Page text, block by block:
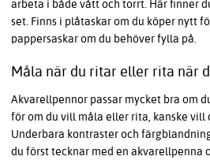
arbeta i både vått och torrt. Här finner
set. Finns i plåtaskar om du köper nytt
pappersaskar om du behöver fylla på.
Måla när du ritar eller rita när
Akvarellpennor passar mycket bra om
för om du vill måla eller rita, kanske vill
Underbara kontraster och
du först tecknar med en akvarellpenna